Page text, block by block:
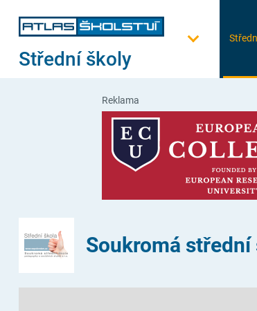
Střední školy
Reklama
Soukromá